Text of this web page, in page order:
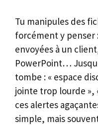
Tu manipules des
forcément y penser
envoyées à un
PowerPoint…
tombe : « espace
jointe trop lourde »,
ces alertes
simple, mais